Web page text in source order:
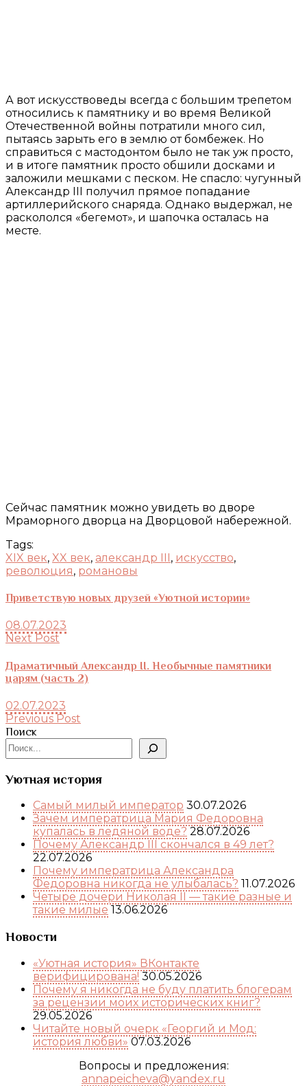
А вот искусствоведы всегда с большим трепетом
относились к памятнику и во время Великой
Отечественной войны потратили много сил,
пытаясь зарыть его в землю от бомбежек. Но
справиться с мастодонтом было не так уж просто,
и в итоге памятник просто обшили досками и
заложили мешками с песком. Не спасло: чугунный
Александр III получил прямое попадание
артиллерийского снаряда. Однако выдержал, не
раскололся «бегемот», и шапочка осталась на
месте.
Сейчас памятник можно увидеть во дворе
Мраморного дворца на Дворцовой набережной.
Tags:
XIX век, XX век, александр III, искусство,
революция, романовы
Приветствую новых друзей «Уютной истории»
08.07.2023
Next Post
Драматичный Александр II. Необычные памятники
царям (часть 2)
02.07.2023
Previous Post
Поиск
Уютная история
Самый милый император 30.07.2026
Зачем императрица Мария Федоровна
купалась в ледяной воде? 28.07.2026
Почему Александр III скончался в 49 лет?
22.07.2026
Почему императрица Александра
Федоровна никогда не улыбалась? 11.07.2026
Четыре дочери Николая II — такие разные и
такие милые 13.06.2026
Новости
«Уютная история» ВКонтакте
верифицирована! 30.05.2026
Почему я никогда не буду платить блогерам
за рецензии моих исторических книг?
29.05.2026
Читайте новый очерк «Георгий и Мод:
история любви» 07.03.2026
Вопросы и предложения:
annapeicheva@yandex.ru